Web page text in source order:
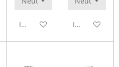
In den WarenkorbIn den